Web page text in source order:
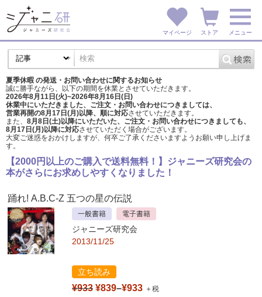
マイページ ストア メニュー
夏季休暇 の発送・お問い合わせに関するお知らせ
誠に勝手ながら、以下の期間を休業とさせていただきます。
2026年8月11日(火)~2026年8月16日(日)
休業中にいただきました、ご注文・お問い合わせにつきましては、
営業再開の8月17日(月)以降、順に対応させていただきます。
また、 8月8日(土)以降にいただいた、ご注文・ お問い合わせにつきましても、
8月17日(月)以降に対応させていただく場合がございます。
大変ご迷惑をおかけしますが、 何卒ご了承くださいますようお願い申し上げま
す。
【2000円以上のご購入で送料無料！】ジャニーズ研究会の
本がさらにお求めしやすくなりました！
踊れ! A.B.C-Z 五つの星の伝説
一般書籍 電子書籍
ジャニーズ研究会
2013/11/25
立ち読み
¥933 ¥839–¥933 ＋税